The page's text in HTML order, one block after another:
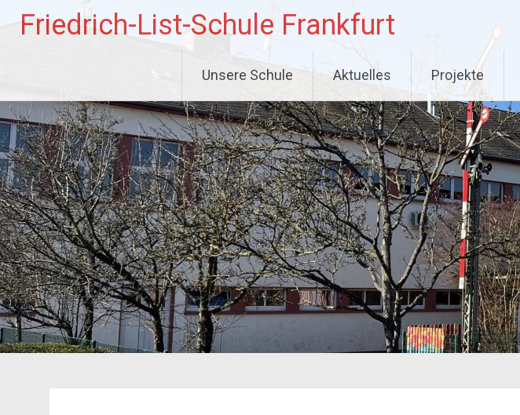
InhaltFriedrich-List-Schule Frankfurt
Unsere Schule Aktuelles Projekte